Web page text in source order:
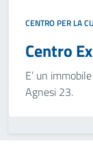
CENTRO PER LA
Centro
E’ un
Agnesi 23.